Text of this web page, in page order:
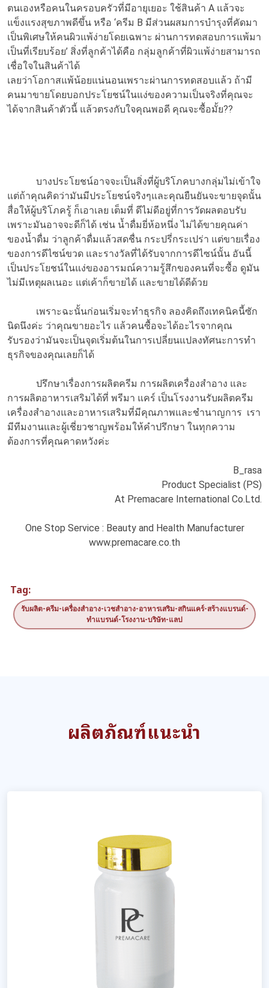
ตนเองหรือคนในครอบครัวที่มีอายุเยอะ ใช้สินค้า A แล้วจะ
แข็งแรงสุขภาพดีขึ้น หรือ ‘ครีม B มีส่วนผสมการบำรุงที่คัดมา
เป็นพิเศษให้คนผิวแพ้ง่ายโดยเฉพาะ ผ่านการทดสอบการแพ้มา
เป็นที่เรียบร้อย’ สิ่งที่ลูกค้าได้คือ กลุ่มลูกค้าที่ผิวแพ้ง่ายสามารถ
เชื่อใจในสินค้าได้
เลยว่าโอกาสแพ้น้อยแน่นอนเพราะผ่านการทดสอบแล้ว ถ้ามี
คนมาขายโดยบอกประโยชน์ในแง่ของความเป็นจริงที่คุณจะ
ได้จากสินค้าตัวนี้ แล้วตรงกับใจคุณพอดี คุณจะซื้อมั้ย??
บางประโยชน์อาจจะเป็นสิ่งที่ผู้บริโภคบางกลุ่มไม่เข้าใจ
แต่ถ้าคุณคิดว่ามันมีประโยชน์จริงๆและคุณยืนยันจะขายจุดนั้น
สื่อให้ผู้บริโภครู้ ก็เอาเลย เต็มที่ ดีไม่ดีอยู่ที่การวัดผลตอบรับ
เพราะมันอาจจะดีก็ได้ เช่น น้ำดื่มยี่ห้อหนึ่ง ไม่ได้ขายคุณค่า
ของน้ำดื่ม ว่าลูกค้าดื่มแล้วสดชื่น กระปรี่กระเปร่า แต่ขายเรื่อง
ของการดีไซน์ขวด และรางวัลที่ได้รับจากการดีไซน์นั้น อันนี้
เป็นประโยชน์ในแง่ของอารมณ์ความรู้สึกของคนที่จะซื้อ ดูมัน
ไม่มีเหตุผลเนอะ แต่เค้าก็ขายได้ และขายได้ดีด้วย
เพราะฉะนั้นก่อนเริ่มจะทำธุรกิจ ลองคิดถึงเทคนิคนี้ซัก
นิดนึงค่ะ ว่าคุณขายอะไร แล้วคนซื้อจะได้อะไรจากคุณ
รับรองว่ามันจะเป็นจุดเริ่มต้นในการเปลี่ยนแปลงทัศนะการทำ
ธุรกิจของคุณเลยก็ได้
ปรึกษาเรื่องการผลิตครีม การผลิตเครื่องสำอาง และ
การผลิตอาหารเสริมได้ที่ พรีมา แคร์ เป็นโรงงานรับผลิตครีม
เครื่องสำอางและอาหารเสริมที่มีคุณภาพและชำนาญการ เรา
มีทีมงานและผู้เชี่ยวชาญพร้อมให้คำปรึกษา ในทุกความ
ต้องการที่คุณคาดหวังค่ะ
B_rasa
Product Specialist (PS)
At Premacare International Co.Ltd.
One Stop Service : Beauty and Health Manufacturer
www.premacare.co.th
Tag:
รับผลิต-ครีม-เครื่องสำอาง-เวชสำอาง-อาหารเสริม-สกินแคร์-สร้างแบรนด์-
ทำแบรนด์-โรงงาน-บริษัท-แลป
ผลิตภัณฑ์แนะนำ